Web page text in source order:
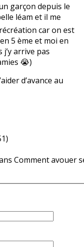
garçon depuis le
léam et il me
car on est
5 ème et moi en
arrive pas
😭)
d’avance au
Comment avouer